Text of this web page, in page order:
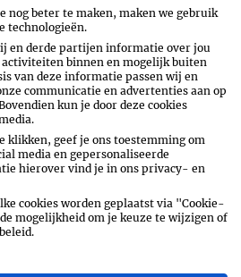
met
roomkaas
nog beter te maken, maken we gebruik
technologieën.
en derde partijen informatie over jou
binnen en mogelijk buiten
van deze informatie passen wij en
communicatie en advertenties aan op
kun je door deze cookies
klikken, geef je ons toestemming om
media en gepersonaliseerde
hierover vind je in ons privacy- en
cookies worden geplaatst via "Cookie-
mogelijkheid om je keuze te wijzigen of